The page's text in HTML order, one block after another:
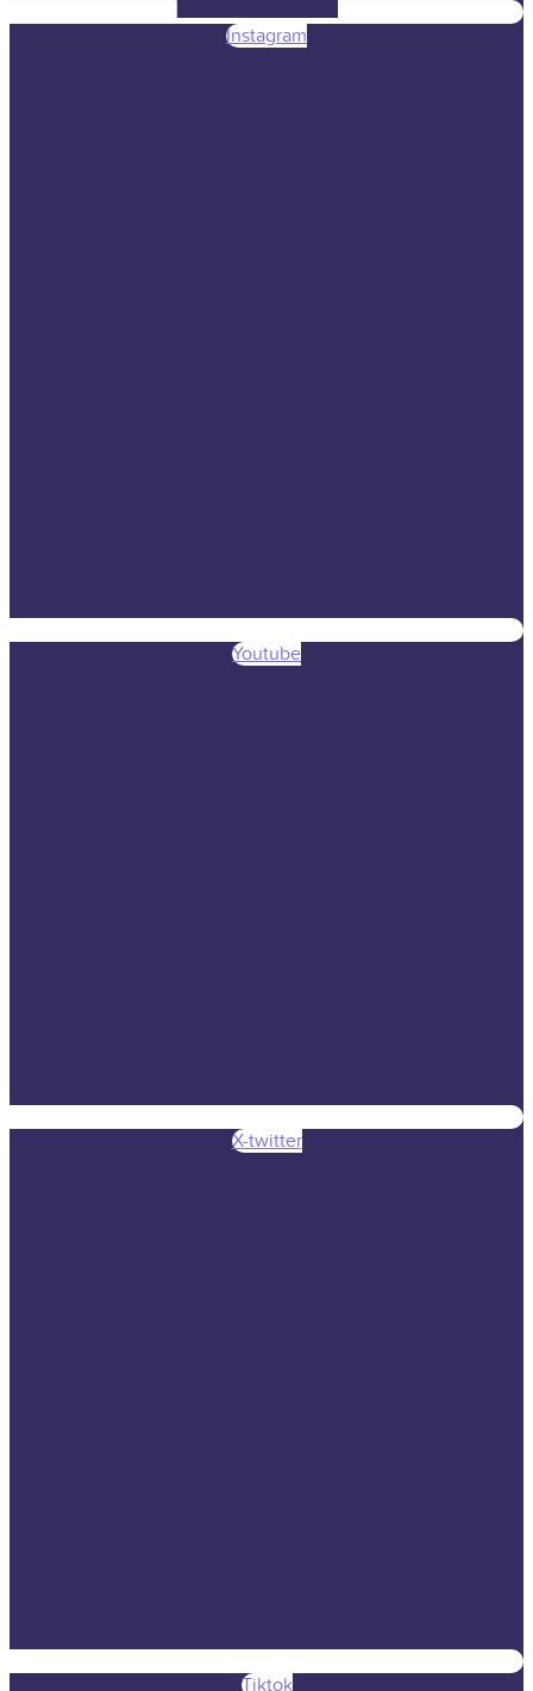
Instagram
Youtube
X-twitter
Tiktok